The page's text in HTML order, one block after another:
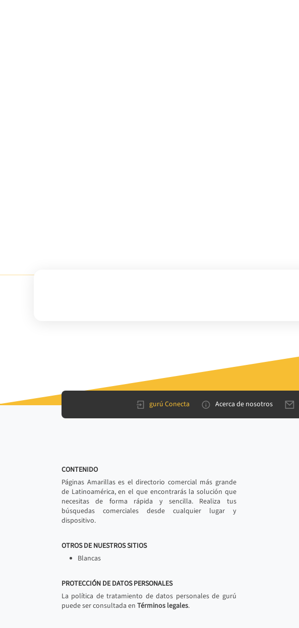
gurú Conecta Acerca de nosotros
CONTENIDO
Páginas Amarillas es el directorio comercial más grande
de Latinoamérica, en el que encontrarás la solución que
necesitas de forma rápida y sencilla. Realiza tus
búsquedas comerciales desde cualquier lugar y
dispositivo.
OTROS DE NUESTROS SITIOS
Blancas
PROTECCIÓN DE DATOS PERSONALES
La política de tratamiento de datos personales de gurú
puede ser consultada en Términos legales.